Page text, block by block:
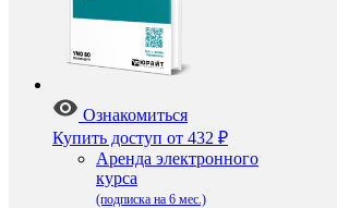
Ознакомиться
Купить доступ от 432 ₽
Аренда электронного
курса
(подписка на 6 мес.)